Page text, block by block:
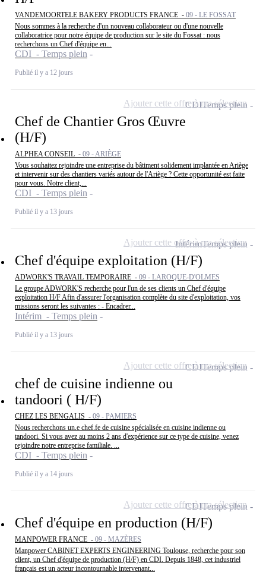
VANDEMOORTELE BAKERY PRODUCTS FRANCE - 09 - LE FOSSAT
Nous sommes à la recherche d'un nouveau collaborateur ou d'une nouvelle
collaboratrice pour notre équipe de production sur le site du Fossat : nous
recherchons un Chef d'équipe en...
CDI - Temps plein
Publié il y a 12 jours
Chef de Chantier Gros Œuvre
(H/F)
ALPHEA CONSEIL - 09 - ARIÈGE
Vous souhaitez rejoindre une entreprise du bâtiment solidement implantée en Ariège
et intervenir sur des chantiers variés autour de l'Ariège ? Cette opportunité est faite
pour vous. Notre client,...
CDI - Temps plein
Publié il y a 13 jours
CDITemps plein
Ajouter cette offre à ma sélection
Chef d'équipe exploitation (H/F)
ADWORK'S TRAVAIL TEMPORAIRE - 09 - LAROQUE-D'OLMES
Le groupe ADWORK'S recherche pour l'un de ses clients un Chef d'équipe
exploitation H/F Afin d'assurer l'organisation complète du site d'exploitation, vos
missions seront les suivantes : - Encadrer...
Intérim - Temps plein
Publié il y a 13 jours
IntérimTemps plein
Ajouter cette offre à ma sélection
chef de cuisine indienne ou
tandoori ( H/F)
CHEZ LES BENGALIS - 09 - PAMIERS
Nous recherchons un.e chef.fe de cuisine spécialisée en cuisine indienne ou
tandoori. Si vous avez au moins 2 ans d'expérience sur ce type de cuisine, venez
rejoindre notre entreprise familiale. ...
CDI - Temps plein
Publié il y a 14 jours
CDITemps plein
Ajouter cette offre à ma sélection
Chef d'équipe en production (H/F)
MANPOWER FRANCE - 09 - MAZÈRES
Manpower CABINET EXPERTS ENGINEERING Toulouse, recherche pour son
client, un Chef d'équipe de production (H/F) en CDI. Depuis 1848, cet industriel
français est un acteur incontournable intervenant...
CDITemps plein
Ajouter cette offre à ma sélection